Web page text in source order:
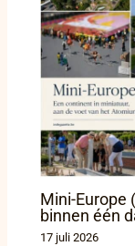
Mini-Europe
binnen één
17 juli 2026